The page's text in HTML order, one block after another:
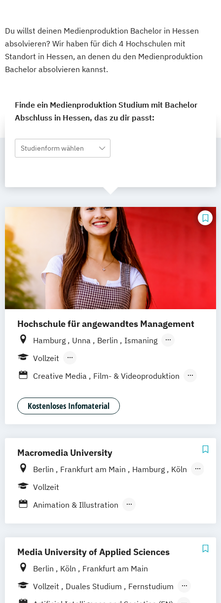
Du willst deinen Medienproduktion Bachelor in Hessen
absolvieren? Wir haben für dich 4 Hochschulen mit
Standort in Hessen, an denen du den Medienproduktion
Bachelor absolvieren kannst.
Finde ein Medienproduktion Studium mit Bachelor
Abschluss in Hessen, das zu dir passt:
Studienform wählen
Hochschule für angewandtes Management
Hamburg Unna Berlin
Ismaning
Mannheim
Stuttgart
Vollzeit
Berufsbegleitendes Präsenzstudium
Creative Media
Film- & Videoproduktion
Media Studies Medienmanagement
Medienpsychologie Musikproduktion
Kostenloses Infomaterial
Macromedia University
Berlin Frankfurt am Main Hamburg
Köln
Leipzig
Vollzeit
Animation & Illustration
Digital Music Production
Eventmanagement
Filmmaking (DE/EN)
Game Design & Development
Games Management Journalismus
Media University of Applied Sciences
Berlin Köln
Frankfurt am Main
Vollzeit
Duales Studium
Fernstudium
Berufsbegleitendes Präsenzstudium